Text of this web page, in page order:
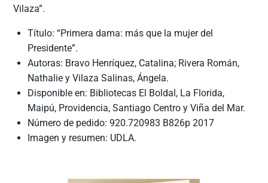
Vilaza”.
Título: “Primera dama: más que la mujer del
Presidente”.
Autoras: Bravo Henríquez, Catalina; Rivera Román,
Nathalie y Vilaza Salinas, Ángela.
Disponible en: Bibliotecas El Boldal, La Florida,
Maipú, Providencia, Santiago Centro y Viña del Mar.
Número de pedido: 920.720983 B826p 2017
Imagen y resumen: UDLA.